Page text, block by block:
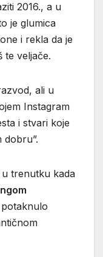
2016., a u
je glumica
i rekla da je
te veljače.
ali u
Instagram
i stvari koje
dobru”.
trenutku kada